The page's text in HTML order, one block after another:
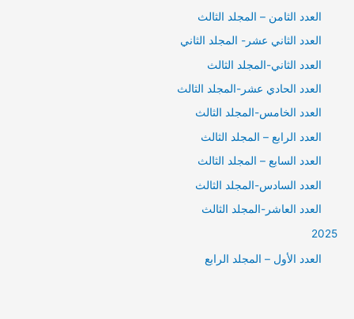
العدد الثامن – المجلد الثالث
العدد الثاني عشر- المجلد الثاني
العدد الثاني-المجلد الثالث
العدد الحادي عشر-المجلد الثالث
العدد الخامس-المجلد الثالث
العدد الرابع – المجلد الثالث
العدد السابع – المجلد الثالث
العدد السادس-المجلد الثالث
العدد العاشر-المجلد الثالث
2025
العدد الأول – المجلد الرابع